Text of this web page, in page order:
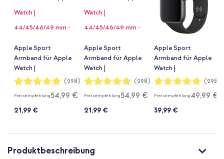
Apple Sport
Armband für Apple
Watch |
44/45/46/49 mm -
Bewertung:
99%
(298)
Preisempfehlung54,99 €
21,99 €
Apple Sport
Armband für Apple
Watch |
44/45/46/49 mm -
Midnight
Bewertung:
99%
(298)
Preisempfehlung54,99 €
21,99 €
Apple Sport
Armband für Apple
Watch |
44/45/46/49 mm -
Bewertung:
99%
(298)
Preisempfehlung49,99 €
39,99 €
Produktbeschreibung